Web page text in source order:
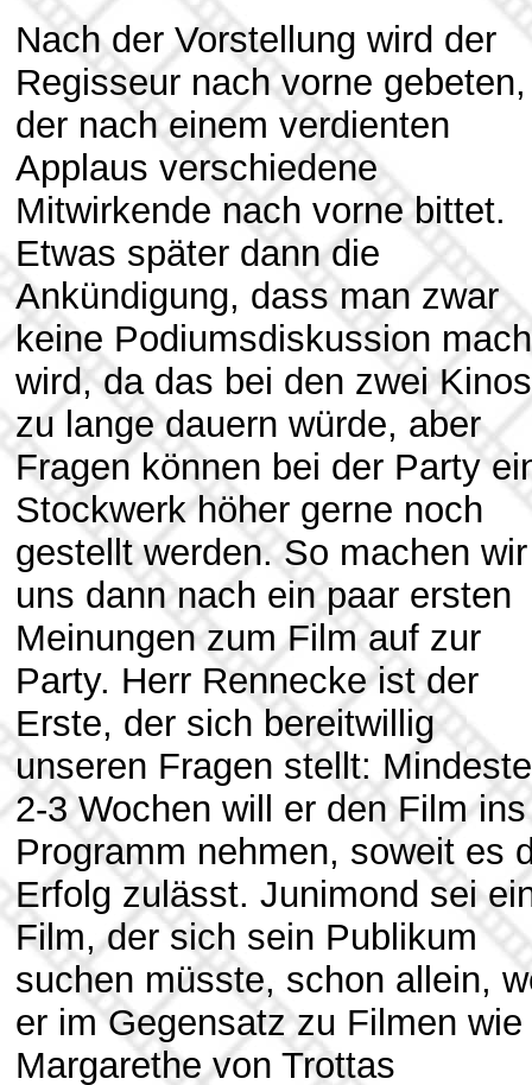
Nach der Vorstellung wird der
Regisseur nach vorne gebeten,
der nach einem verdienten
Applaus verschiedene
Mitwirkende nach vorne bittet.
Etwas später dann die
Ankündigung, dass man zwar
keine Podiumsdiskussion
wird, da das bei den zwei Kinos
zu lange dauern würde, aber
Fragen können bei der Party
Stockwerk höher gerne noch
gestellt werden. So machen wir
uns dann nach ein paar ersten
Meinungen zum Film auf zur
Party. Herr Rennecke ist der
Erste, der sich bereitwillig
unseren Fragen stellt:
2-3 Wochen will er den Film ins
Programm nehmen, soweit es
Erfolg zulässt. Junimond sei
Film, der sich sein Publikum
suchen müsste, schon allein,
er im Gegensatz zu Filmen wie
Margarethe von Trottas